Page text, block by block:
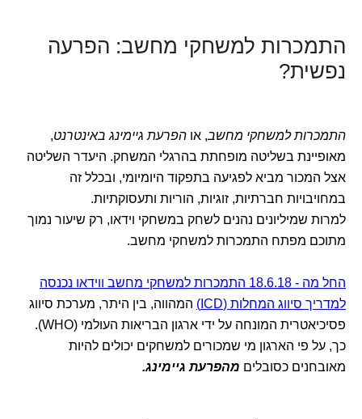
התמכרות למשחקי מחשב: הפרעה
נפשית?
התמכרות למשחקי מחשב, או הפרעת גיימינג באינטרנט,
מאופיינת בשליטה מופחתת בהרגלי המשחק. היעדר השליטה
אצל המכור מביא לפגיעה בתפקוד היומיומי, ובכלל זה
במחויבויות חברתיות, זוגיות, הוריות ותעסוקתיות.
למרות שמיליונים נהנים לשחק במשחקי וידאו, רק שיעור נמוך
מתוכם מפתח התמכרות למשחקי מחשב.
החל מה - 18.6.18 התמכרות למשחקי מחשב ווידאו נכנסה
למדריך סיווג המחלות (ICD)
המהווה, בין היתר, מערכת סיווג
פסיכיאטרית המונחה על ידי ארגון הבריאות העולמי (WHO).
כך, על פי הארגון מי שמכורים למשחקים יכולים להיות
מאובחנים כסובלים מהפרעת גיימינג.